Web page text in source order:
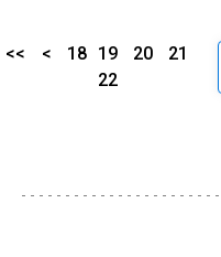
<< < 18 19 20
21
22